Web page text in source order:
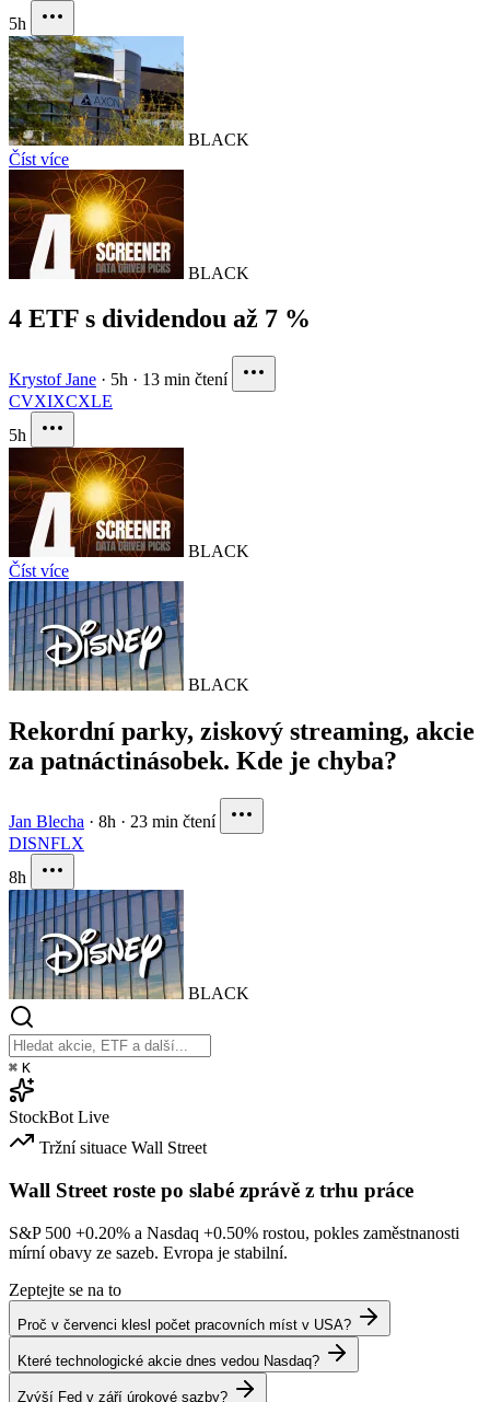
5h
BLACK
Číst více
BLACK
4 ETF s dividendou až 7 %
Krystof Jane · 5h · 13 min čtení
CVXIXCXLE
5h
BLACK
Číst více
BLACK
Rekordní parky, ziskový streaming, akcie
za patnáctinásobek. Kde je chyba?
Jan Blecha · 8h · 23 min čtení
DISNFLX
8h
BLACK
⌘ K
StockBot Live
Tržní situace Wall Street
Wall Street roste po slabé zprávě z trhu práce
S&P 500 +0.20% a Nasdaq +0.50% rostou, pokles zaměstnanosti
mírní obavy ze sazeb. Evropa je stabilní.
Zeptejte se na to
Proč v červenci klesl počet pracovních míst v USA?
Které technologické akcie dnes vedou Nasdaq?
Zvýší Fed v září úrokové sazby?